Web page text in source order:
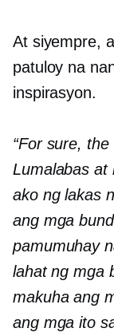
At siyempre,
patuloy na
inspirasyon.
“For sure,
Lumalabas at
ako ng lakas
ang mga
pamumuhay
lahat ng mga
makuha ang
ang mga ito